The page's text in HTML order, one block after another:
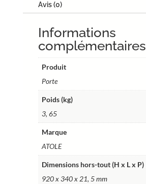
hauteurAvis (0)
Informations
complémentaires
Produit
Porte
Poids (kg)
3, 65
Marque
ATOLE
Dimensions hors-tout (H x L x P)
920 x 340 x 21, 5 mm